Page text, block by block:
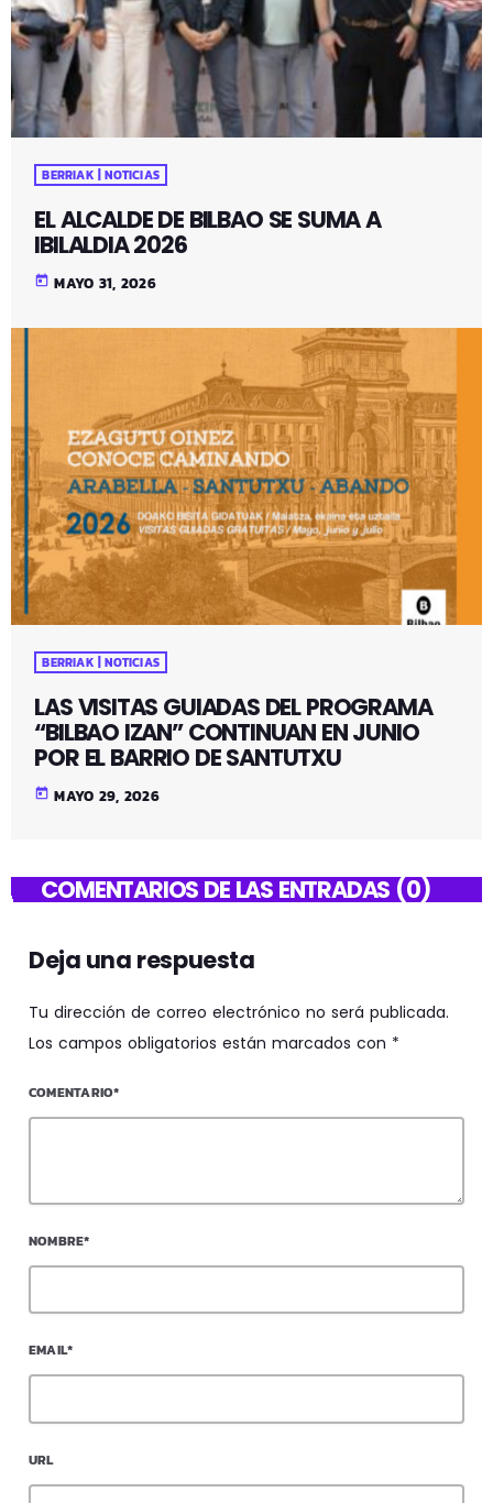
BERRIAK | NOTICIAS
EL ALCALDE DE BILBAO SE SUMA A
IBILALDIA 2026
today MAYO 31, 2026
BERRIAK | NOTICIAS
LAS VISITAS GUIADAS DEL PROGRAMA
“BILBAO IZAN” CONTINUAN EN JUNIO
POR EL BARRIO DE SANTUTXU
today MAYO 29, 2026
COMENTARIOS DE LAS ENTRADAS (0)
Deja una respuesta
Tu dirección de correo electrónico no será publicada.
Los campos obligatorios están marcados con *
COMENTARIO*
NOMBRE*
EMAIL*
URL